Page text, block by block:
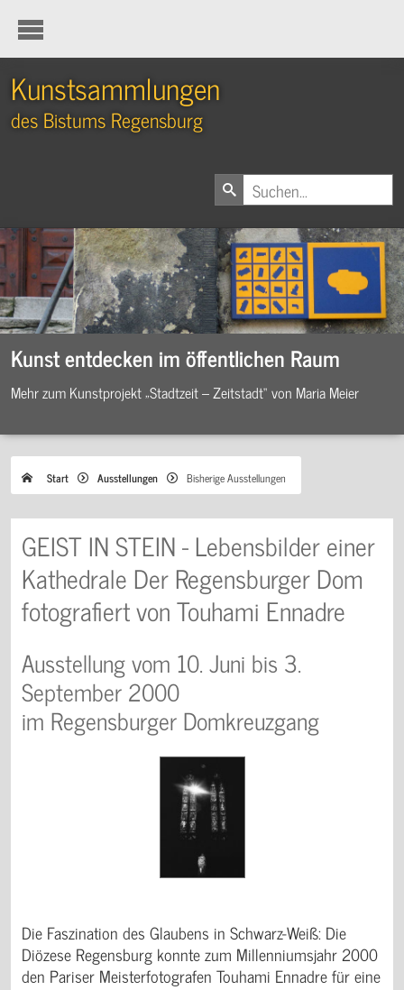
Kunstsammlungen
des Bistums Regensburg
Kunst entdecken im öffentlichen Raum
Mehr zum Kunstprojekt „Stadtzeit – Zeitstadt“ von Maria Meier
Start Ausstellungen Bisherige Ausstellungen
GEIST IN STEIN - Lebensbilder einer
Kathedrale Der Regensburger Dom
fotografiert von Touhami Ennadre
Ausstellung vom 10. Juni bis 3.
September 2000
im Regensburger Domkreuzgang
Die Faszination des Glaubens in Schwarz-Weiß: Die
Diözese Regensburg konnte zum Millenniumsjahr 2000
den Pariser Meisterfotografen Touhami Ennadre für eine